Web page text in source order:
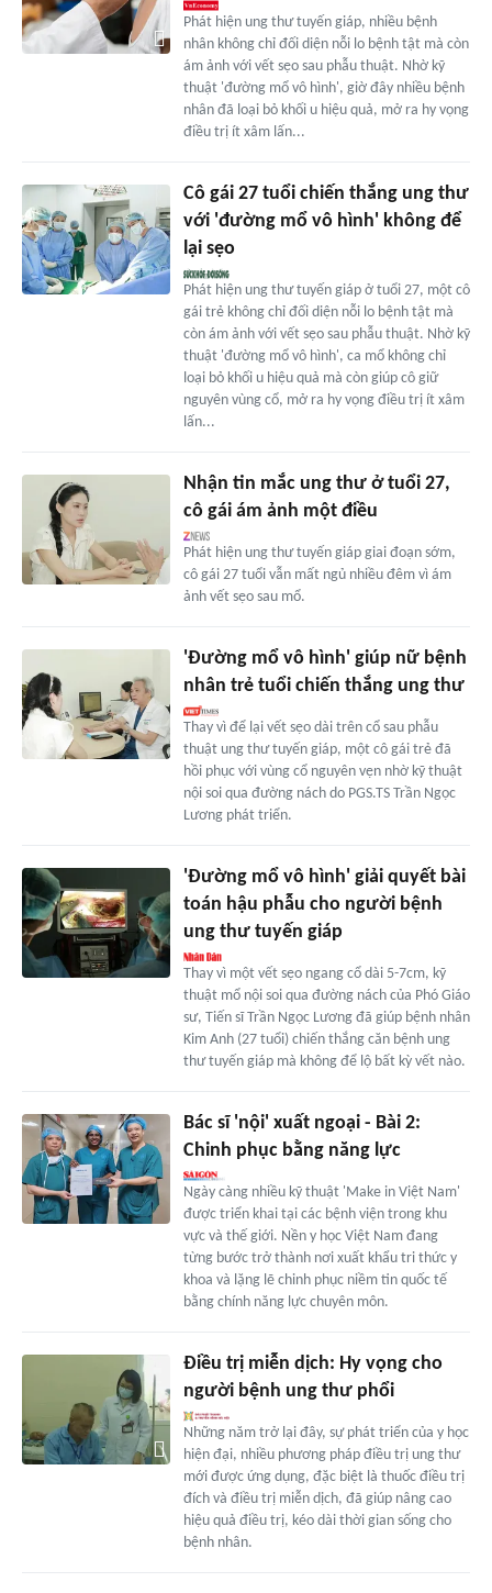
Phát hiện ung thư tuyến giáp, nhiều bệnh
nhân không chỉ đối diện nỗi lo bệnh tật mà còn
ám ảnh với vết sẹo sau phẫu thuật. Nhờ kỹ
thuật 'đường mổ vô hình', giờ đây nhiều bệnh
nhân đã loại bỏ khối u hiệu quả, mở ra hy vọng
điều trị ít xâm lấn...
Cô gái 27 tuổi chiến thắng ung thư
với 'đường mổ vô hình' không để
lại sẹo
Phát hiện ung thư tuyến giáp ở tuổi 27, một cô
gái trẻ không chỉ đối diện nỗi lo bệnh tật mà
còn ám ảnh với vết sẹo sau phẫu thuật. Nhờ kỹ
thuật 'đường mổ vô hình', ca mổ không chỉ
loại bỏ khối u hiệu quả mà còn giúp cô giữ
nguyên vùng cổ, mở ra hy vọng điều trị ít xâm
lấn...
Nhận tin mắc ung thư ở tuổi 27,
cô gái ám ảnh một điều
Phát hiện ung thư tuyến giáp giai đoạn sớm,
cô gái 27 tuổi vẫn mất ngủ nhiều đêm vì ám
ảnh vết sẹo sau mổ.
'Đường mổ vô hình' giúp nữ bệnh
nhân trẻ tuổi chiến thắng ung thư
Thay vì để lại vết sẹo dài trên cổ sau phẫu
thuật ung thư tuyến giáp, một cô gái trẻ đã
hồi phục với vùng cổ nguyên vẹn nhờ kỹ thuật
nội soi qua đường nách do PGS.TS Trần Ngọc
Lương phát triển.
'Đường mổ vô hình' giải quyết bài
toán hậu phẫu cho người bệnh
ung thư tuyến giáp
Thay vì một vết sẹo ngang cổ dài 5-7cm, kỹ
thuật mổ nội soi qua đường nách của Phó Giáo
sư, Tiến sĩ Trần Ngọc Lương đã giúp bệnh nhân
Kim Anh (27 tuổi) chiến thắng căn bệnh ung
thư tuyến giáp mà không để lộ bất kỳ vết nào.
Bác sĩ 'nội' xuất ngoại - Bài 2:
Chinh phục bằng năng lực
Ngày càng nhiều kỹ thuật 'Make in Việt Nam'
được triển khai tại các bệnh viện trong khu
vực và thế giới. Nền y học Việt Nam đang
từng bước trở thành nơi xuất khẩu tri thức y
khoa và lặng lẽ chinh phục niềm tin quốc tế
bằng chính năng lực chuyên môn.
Điều trị miễn dịch: Hy vọng cho
người bệnh ung thư phổi
Những năm trở lại đây, sự phát triển của y học
hiện đại, nhiều phương pháp điều trị ung thư
mới được ứng dụng, đặc biệt là thuốc điều trị
đích và điều trị miễn dịch, đã giúp nâng cao
hiệu quả điều trị, kéo dài thời gian sống cho
bệnh nhân.